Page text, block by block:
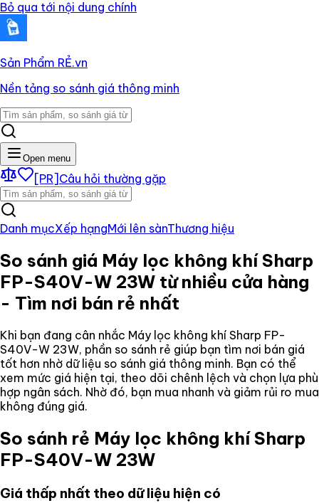
Bỏ qua tới nội dung chính
Sản Phẩm RẺ.vn
Nền tảng so sánh giá thông minh
Open menu
[PR] Câu hỏi thường gặp
Danh mụcXếp hạngMới lên sànThương hiệu
So sánh giá Máy lọc không khí Sharp
FP-S40V-W 23W từ nhiều cửa hàng
- Tìm nơi bán rẻ nhất
Khi bạn đang cân nhắc Máy lọc không khí Sharp FP-
S40V-W 23W, phần so sánh rẻ giúp bạn tìm nơi bán giá
tốt hơn nhờ dữ liệu so sánh giá thông minh. Bạn có thể
xem mức giá hiện tại, theo dõi chênh lệch và chọn lựa phù
hợp ngân sách. Nhờ đó, bạn mua nhanh và giảm rủi ro mua
không đúng giá.
So sánh rẻ Máy lọc không khí Sharp
FP-S40V-W 23W
Giá thấp nhất theo dữ liệu hiện có